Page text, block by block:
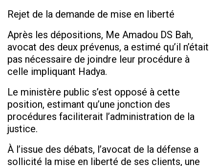
Rejet de la demande de mise en liberté
Après les dépositions, Me Amadou DS Bah,
avocat des deux prévenus, a estimé qu’il n’était
pas nécessaire de joindre leur procédure à
celle impliquant Hadya.
Le ministère public s’est opposé à cette
position, estimant qu’une jonction des
procédures faciliterait l’administration de la
justice.
À l’issue des débats, l’avocat de la défense a
sollicité la mise en liberté de ses clients, une